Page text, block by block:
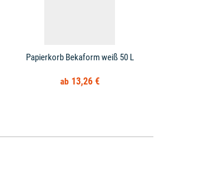
Papierkorb Bekaform weiß 50 L
13,26 €